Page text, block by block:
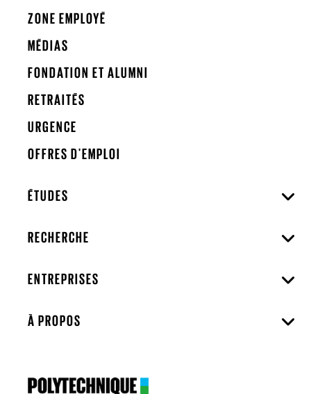
ZONE EMPLOYÉ
MÉDIAS
FONDATION ET ALUMNI
RETRAITÉS
URGENCE
OFFRES D'EMPLOI
ÉTUDES
RECHERCHE
ENTREPRISES
À PROPOS